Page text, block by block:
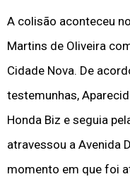
A colisão aconteceu
Martins de Oliveira
Cidade Nova. De
testemunhas,
Honda Biz e seguia
atravessou a Avenida
momento em que foi